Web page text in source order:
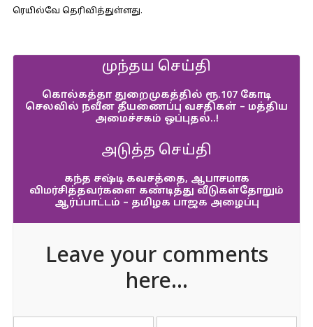
ரெயில்வே தெரிவித்துள்ளது.
முந்தய செய்தி
கொல்கத்தா துறைமுகத்தில் ரூ.107 கோடி
செலவில் நவீன தீயணைப்பு வசதிகள் – மத்திய
அமைச்சகம் ஒப்புதல்..!
அடுத்த செய்தி
கந்த சஷ்டி கவசத்தை, ஆபாசமாக
விமர்சித்தவர்களை கண்டித்து வீடுகள்தோறும்
ஆர்ப்பாட்டம் – தமிழக பாஜக அழைப்பு
Leave your comments
here...